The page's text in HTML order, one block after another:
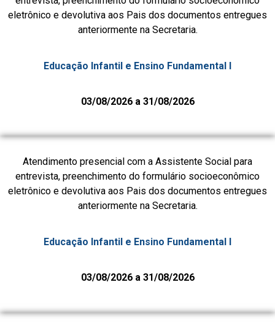
eletrônico e devolutiva aos Pais dos documentos entregues
anteriormente na Secretaria.
Educação Infantil e Ensino Fundamental I
03/08/2026 a 31/08/2026
Atendimento presencial com a Assistente Social para
entrevista, preenchimento do formulário socioeconômico
eletrônico e devolutiva aos Pais dos documentos entregues
anteriormente na Secretaria.
Educação Infantil e Ensino Fundamental I
03/08/2026 a 31/08/2026